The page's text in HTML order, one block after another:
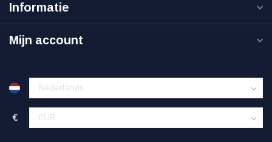
Informatie
Mijn account
€